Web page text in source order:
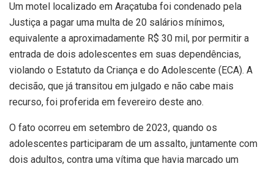
Um motel localizado em Araçatuba foi condenado pela
Justiça a pagar uma multa de 20 salários mínimos,
equivalente a aproximadamente R$ 30 mil, por permitir a
entrada de dois adolescentes em suas dependências,
violando o Estatuto da Criança e do Adolescente (ECA). A
decisão, que já transitou em julgado e não cabe mais
recurso, foi proferida em fevereiro deste ano.
O fato ocorreu em setembro de 2023, quando os
adolescentes participaram de um assalto, juntamente com
dois adultos, contra uma vítima que havia marcado um